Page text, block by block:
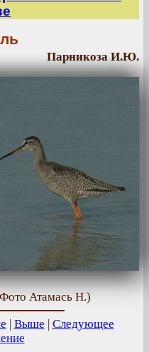
Парникоза И.Ю.
Атамась Н.)
| Выше | Следующее